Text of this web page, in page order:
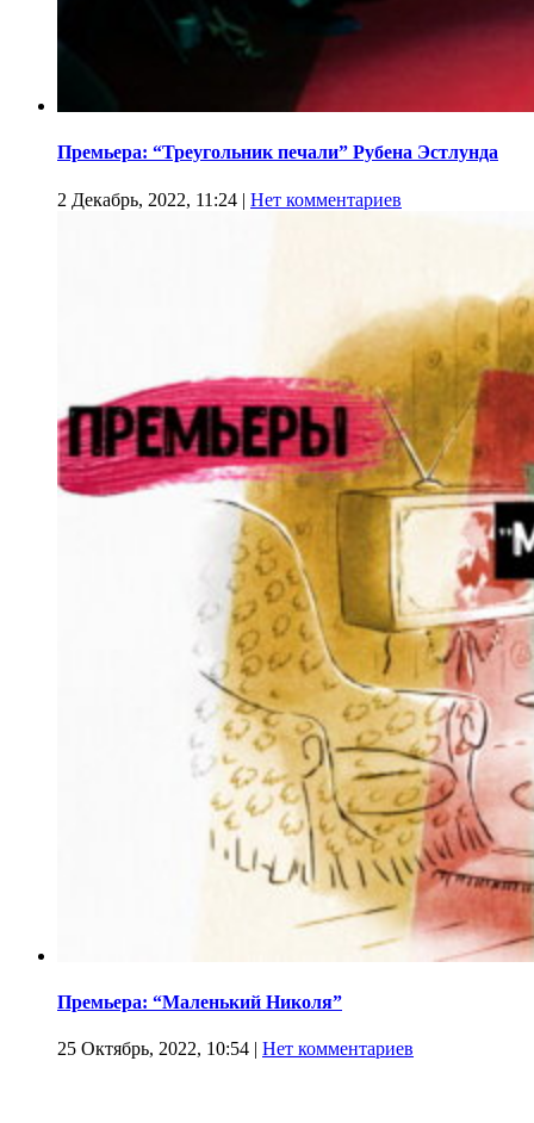
Премьера: “Треугольник печали” Рубена Эстлунда
2 Декабрь, 2022, 11:24 | Нет комментариев
Премьера: “Маленький Николя”
25 Октябрь, 2022, 10:54 | Нет комментариев